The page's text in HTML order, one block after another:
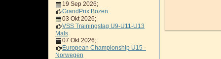
19 Sep 2026;
GrandPrix Bozen
03 Okt 2026;
VSS Trainingstag U9-U11-U13
Mals
07 Okt 2026;
European Championship U15 -
Norwegen